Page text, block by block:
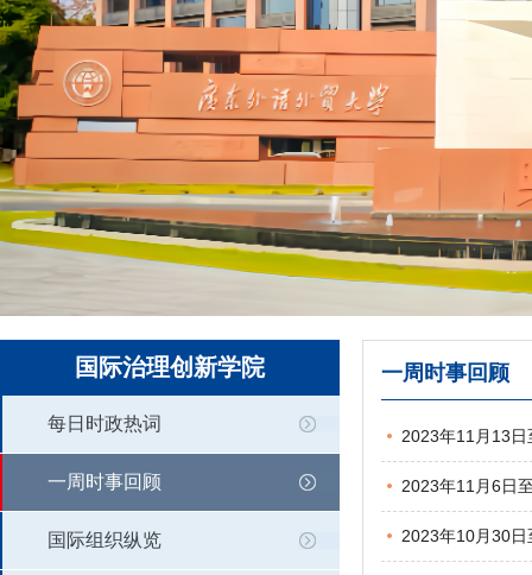
国际治理创新学院
每日时政热词
一周时事回顾
国际组织纵览
一周时事回顾
2023年11月13
2023年11月6日
2023年10月30